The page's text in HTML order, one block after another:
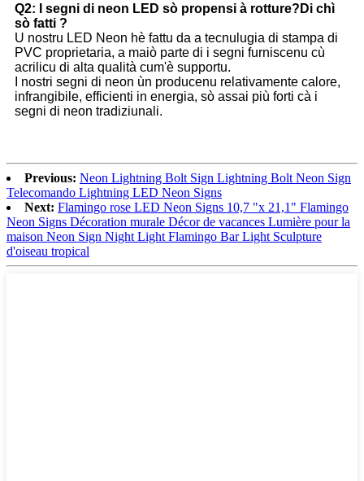
Q2: I segni di neon LED sò propensi à rotture?Di chì
sò fatti ?
U nostru LED Neon hè fattu da a tecnulugia di stampa di
PVC proprietaria, a maiò parte di i segni furniscenu cù
acrilicu di alta qualità cum'è supportu.
I nostri segni di neon ùn producenu relativamente calore,
infrangibile, efficienti in energia, sò assai più forti cà i
segni di neon tradiziunali.
Previous: Neon Lightning Bolt Sign Lightning Bolt Neon Sign
Telecomando Lightning LED Neon Signs
Next: Flamingo rose LED Neon Signs 10,7 "x 21,1" Flamingo
Neon Signs Décoration murale Décor de vacances Lumière pour la
maison Neon Sign Night Light Flamingo Bar Light Sculpture
d'oiseau tropical